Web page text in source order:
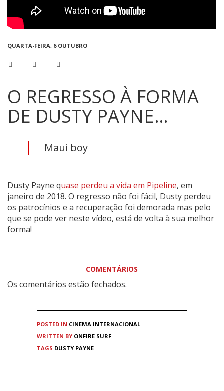
QUARTA-FEIRA, 6 OUTUBRO
O REGRESSO À FORMA
DE DUSTY PAYNE…
Maui boy
Dusty Payne quase perdeu a vida em Pipeline, em
janeiro de 2018. O regresso não foi fácil, Dusty perdeu
os patrocínios e a recuperação foi demorada mas pelo
que se pode ver neste vídeo, está de volta à sua melhor
forma!
COMENTÁRIOS
Os comentários estão fechados.
POSTED IN CINEMA INTERNACIONAL
WRITTEN BY ONFIRE SURF
TAGS DUSTY PAYNE